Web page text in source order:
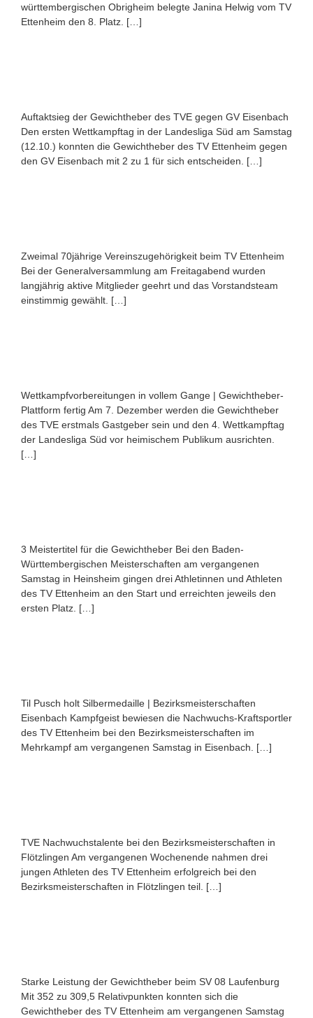
württembergischen Obrigheim belegte Janina Helwig vom TV
Ettenheim den 8. Platz. […]
Auftaktsieg der Gewichtheber des TVE gegen GV Eisenbach
Den ersten Wettkampftag in der Landesliga Süd am Samstag
(12.10.) konnten die Gewichtheber des TV Ettenheim gegen
den GV Eisenbach mit 2 zu 1 für sich entscheiden. […]
Zweimal 70jährige Vereinszugehörigkeit beim TV Ettenheim
Bei der Generalversammlung am Freitagabend wurden
langjährig aktive Mitglieder geehrt und das Vorstandsteam
einstimmig gewählt. […]
Wettkampfvorbereitungen in vollem Gange | Gewichtheber-
Plattform fertig Am 7. Dezember werden die Gewichtheber
des TVE erstmals Gastgeber sein und den 4. Wettkampftag
der Landesliga Süd vor heimischem Publikum ausrichten.
[…]
3 Meistertitel für die Gewichtheber Bei den Baden-
Württembergischen Meisterschaften am vergangenen
Samstag in Heinsheim gingen drei Athletinnen und Athleten
des TV Ettenheim an den Start und erreichten jeweils den
ersten Platz. […]
Til Pusch holt Silbermedaille | Bezirksmeisterschaften
Eisenbach Kampfgeist bewiesen die Nachwuchs-Kraftsportler
des TV Ettenheim bei den Bezirksmeisterschaften im
Mehrkampf am vergangenen Samstag in Eisenbach. […]
TVE Nachwuchstalente bei den Bezirksmeisterschaften in
Flötzlingen Am vergangenen Wochenende nahmen drei
jungen Athleten des TV Ettenheim erfolgreich bei den
Bezirksmeisterschaften in Flötzlingen teil. […]
Starke Leistung der Gewichtheber beim SV 08 Laufenburg
Mit 352 zu 309,5 Relativpunkten konnten sich die
Gewichtheber des TV Ettenheim am vergangenen Samstag